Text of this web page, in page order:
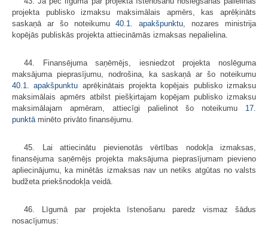
projekta publisko izmaksu maksimālais apmērs, kas aprēķināts
saskaņā ar šo noteikumu40.1. apakšpunktu , nozares ministrija
kopējās publiskās projekta attiecināmās izmaksas nepalielina.
44. Finansējuma saņēmējs, iesniedzot projekta noslēguma
maksājuma pieprasījumu, nodrošina, ka saskaņā ar šo noteikumu
40.1. apakšpunktu aprēķinātais projekta kopējais publisko izmaksu
maksimālais apmērs atbilst piešķirtajam kopējam publisko izmaksu
maksimālajam apmēram, attiecīgi palielinot šo noteikumu 17.
punktā minēto privāto finansējumu.
45. Lai attiecinātu pievienotās vērtības nodokļa izmaksas,
finansējuma saņēmējs projekta maksājuma pieprasījumam pievieno
apliecinājumu, ka minētās izmaksas nav un netiks atgūtas no valsts
budžeta priekšnodokļa veidā.
46. Līgumā par projekta īstenošanu paredz vismaz šādus
nosacījumus: